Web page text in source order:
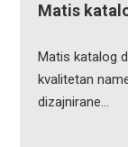
Matis
Matis katalog
kvalitetan
dizajnirane…